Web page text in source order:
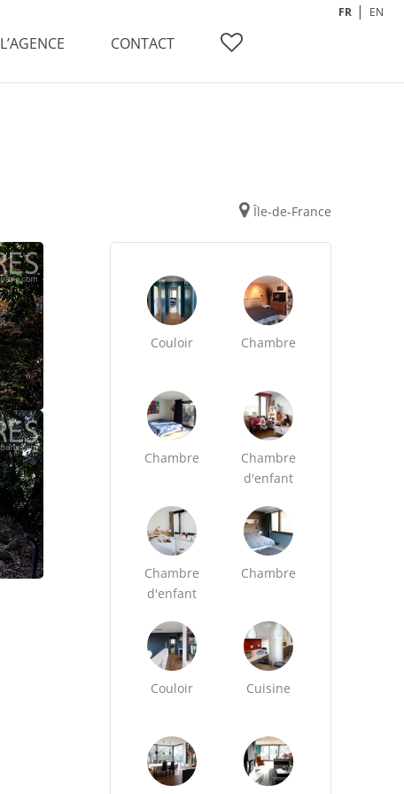
L’AGENCE CONTACT
FR EN
Île-de-France
Couloir Chambre
Chambre
Chambre
d'enfant
Chambre
d'enfant
Chambre
Couloir Cuisine